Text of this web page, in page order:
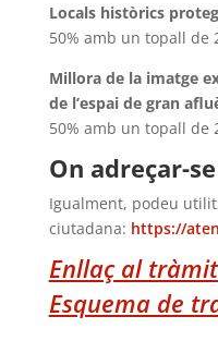
Locals històrics
50% amb un topall de
Millora de la imatge
de l’espai de gran
50% amb un topall de
On adreçar-se
Igualment, podeu
ciutadana: https://
Enllaç al tràmit
Esquema de